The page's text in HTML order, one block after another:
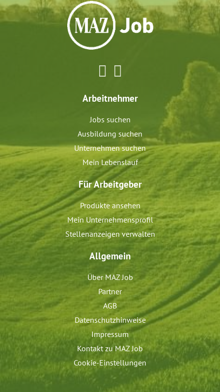
Arbeitnehmer
Jobs suchen
Ausbildung suchen
Unternehmen suchen
Mein Lebenslauf
Für Arbeitgeber
Produkte ansehen
Mein Unternehmensprofil
Stellenanzeigen verwalten
Allgemein
Über MAZ Job
Partner
AGB
Datenschutzhinweise
Impressum
Kontakt zu MAZ Job
Cookie-Einstellungen